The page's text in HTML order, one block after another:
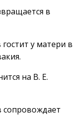
в
у матери в
на В. Е.
сопровождает